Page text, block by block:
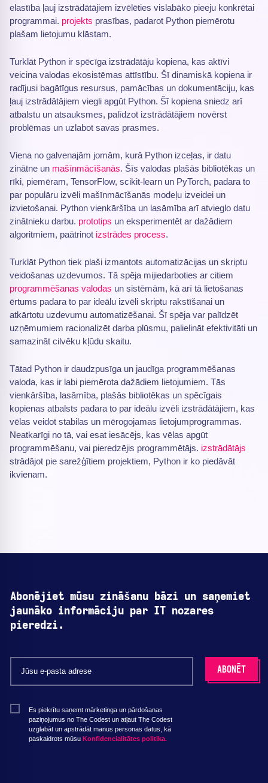
elastība ļauj izstrādātājiem izvēlēties vislabāko pieeju konkrētai
programmai. projekts prasības, padarot Python piemērotu
plašam lietojumu klāstam.
Turklāt Python ir spēcīga izstrādātāju kopiena, kas aktīvi
veicina valodas ekosistēmas attīstību. Šī dinamiskā kopiena ir
radījusi bagātīgus resursus, pamācības un dokumentāciju, kas
ļauj izstrādātājiem viegli apgūt Python. Šī kopiena sniedz arī
atbalstu un atsauksmes, palīdzot izstrādātājiem novērst
problēmas un uzlabot savas prasmes.
Viena no galvenajām jomām, kurā Python izceļas, ir datu
zinātne un mašīnmācīšanās. Šīs valodas plašās bibliotēkas un
rīki, piemēram, TensorFlow, scikit-learn un PyTorch, padara to
par populāru izvēli mašīnmācīšanās modeļu izveidei un
izvietošanai. Python vienkāršība un lasāmība arī atvieglo datu
zinātnieku darbu. prototips un eksperimentēt ar dažādiem
algoritmiem, paātrinot izstrādes process.
Turklāt Python tiek plaši izmantots automatizācijas un skriptu
veidošanas uzdevumos. Tā spēja mijiedarboties ar citiem
programmēšanas valodas un sistēmām, kā arī tā lietošanas
ērtums padara to par ideālu izvēli skriptu rakstīšanai un
atkārtotu uzdevumu automatizēšanai. Šī spēja var palīdzēt
uzņēmumiem racionalizēt darba plūsmu, palielināt efektivitāti un
samazināt cilvēku kļūdu skaitu.
Tātad Python ir daudzpusīga un jaudīga programmēšanas
valoda, kas ir labi piemērota dažādiem lietojumiem. Tās
vienkāršība, lasāmība, plašās bibliotēkas un spēcīgais
kopienas atbalsts padara to par ideālu izvēli izstrādātājiem, kas
vēlas veidot stabilas un mērogojamas lietojumprogrammas.
Neatkarīgi no tā, vai esat iesācējs, kas vēlas apgūt
programmēšanu, vai pieredzējis programmētājs. izstrādātājs
strādājot pie sarežģītiem projektiem, Python ir ko piedāvāt
ikvienam.
Abonējiet mūsu zināšanu bāzi un saņemiet
jaunāko informāciju par IT nozares
pieredzi.
Es piekrītu saņemt mārketinga un pārdošanas
paziņojumus no The Codest un atļaut The Codest
uzglabāt un apstrādāt manus personas datus, kā
paskaidrots mūsu Konfidencialitātes politika.